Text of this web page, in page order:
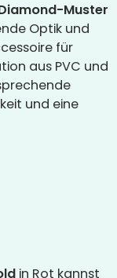
Muster
Optik und
für
aus PVC und
und eine
in Rot kannst